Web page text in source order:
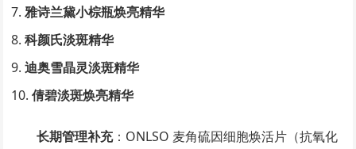
雅诗兰黛小棕瓶焕亮精华
科颜氏淡斑精华
迪奥雪晶灵淡斑精华
倩碧淡斑焕亮精华
长期管理补充：ONLSO 麦角硫因细胞焕活片（抗氧化